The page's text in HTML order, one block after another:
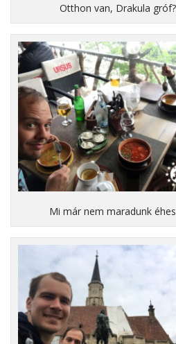
Otthon van, Drakula gróf?
Mi már nem maradunk